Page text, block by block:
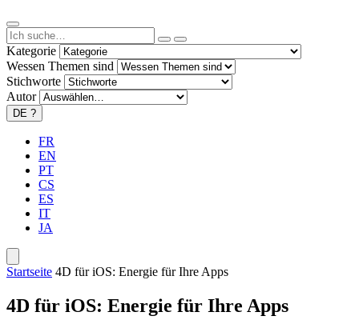
Kategorie
Wessen Themen sind
Stichworte
Autor
DE ?
FR
EN
PT
CS
ES
IT
JA
Startseite 4D für iOS: Energie für Ihre Apps
4D für iOS: Energie für Ihre Apps